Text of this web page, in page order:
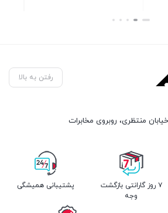
رفتن به بالا
منتظری، روبروی مخابرات
۷ روز گارانتی بازگشت
وجه
پشتیبانی همیشگی